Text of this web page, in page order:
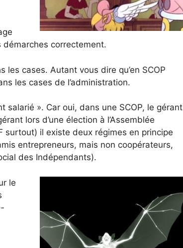
correctement.
les cases. Autant vous dire qu’en SCOP
les cases de l’administration.
salarié ». Car oui, dans une SCOP, le gérant
lors d’une élection à l’Assemblée
surtout) il existe deux régimes en principe
entrepreneurs, mais non coopérateurs,
des Indépendants).
le